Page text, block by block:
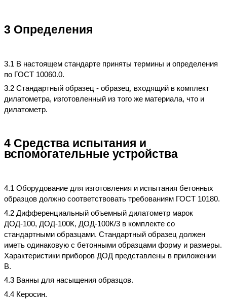
3 Определения
3.1 В настоящем стандарте приняты термины и определения
по ГОСТ 10060.0.
3.2 Стандартный образец - образец, входящий в комплект
дилатометра, изготовленный из того же материала, что и
дилатометр.
4 Средства испытания и
вспомогательные устройства
4.1 Оборудование для изготовления и испытания бетонных
образцов должно соответствовать требованиям ГОСТ 10180.
4.2 Дифференциальный объемный дилатометр марок
ДОД-100, ДОД-100К, ДОД-100К/3 в комплекте со
стандартными образцами. Стандартный образец должен
иметь одинаковую с бетонными образцами форму и размеры.
Характеристики приборов ДОД представлены в приложении
В.
4.3 Ванны для насыщения образцов.
4.4 Керосин.